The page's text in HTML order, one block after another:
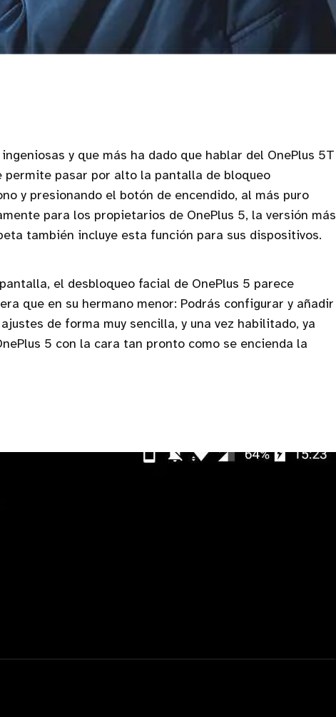
y que más ha dado que hablar del OnePlus 5T
permite pasar por alto la pantalla de bloqueo
y presionando el botón de encendido, al más puro
para los propietarios de OnePlus 5, la versión más
también incluye esta función para sus dispositivos.
el desbloqueo facial de OnePlus 5 parece
que en su hermano menor: Podrás configurar y añadir
de forma muy sencilla, y una vez habilitado, ya
5 con la cara tan pronto como se encienda la